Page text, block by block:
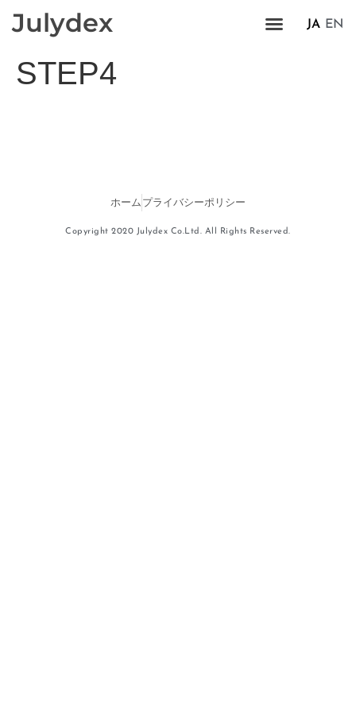
Julydex JA EN
STEP4
ホーム プライバシーポリシー
Copyright 2020 Julydex Co.Ltd. All Rights Reserved.